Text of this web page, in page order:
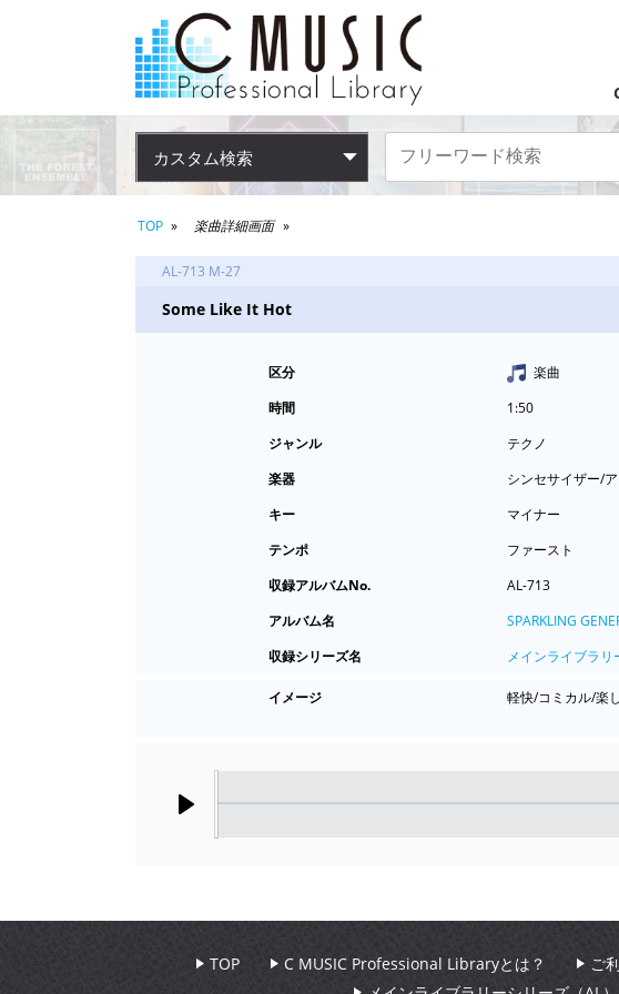
カスタム検索
TOP 楽曲詳細画面
AL-713 M-27
Some Like It Hot
区分
楽曲
時間
1:50
ジャンル
テクノ
楽器
シンセサイザー/
キー
マイナー
テンポ
ファースト
収録アルバムNo.
AL-713
アルバム名
SPARKLING
収録シリーズ名
メインライブラリ
イメージ 軽快/コミカル/楽
TOP C MUSIC Professional Libraryとは？ ご